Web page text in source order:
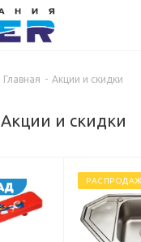
Главная - Акции и скидки
Акции и скидки